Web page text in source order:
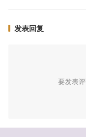
发表回复
要发表